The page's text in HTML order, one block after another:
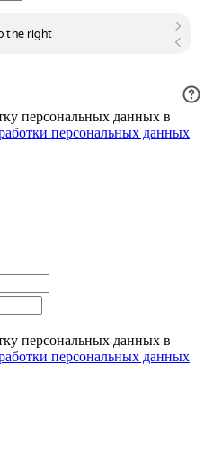
персональных данных в
персональных данных
персональных данных в
персональных данных